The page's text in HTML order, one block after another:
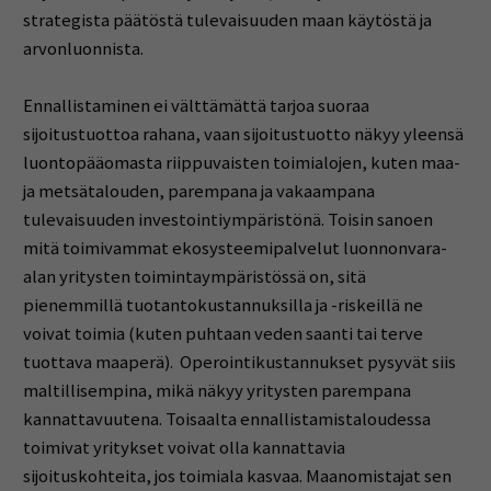
strategista päätöstä tulevaisuuden maan käytöstä ja
arvonluonnista.
Ennallistaminen ei välttämättä tarjoa suoraa
sijoitustuottoa rahana, vaan sijoitustuotto näkyy yleensä
luontopääomasta riippuvaisten toimialojen, kuten maa-
ja metsätalouden, parempana ja vakaampana
tulevaisuuden investointiympäristönä. Toisin sanoen
mitä toimivammat ekosysteemipalvelut luonnonvara-
alan yritysten toimintaympäristössä on, sitä
pienemmillä tuotantokustannuksilla ja -riskeillä ne
voivat toimia (kuten puhtaan veden saanti tai terve
tuottava maaperä). Operointikustannukset pysyvät siis
maltillisempina, mikä näkyy yritysten parempana
kannattavuutena. Toisaalta ennallistamistaloudessa
toimivat yritykset voivat olla kannattavia
sijoituskohteita, jos toimiala kasvaa. Maanomistajat sen